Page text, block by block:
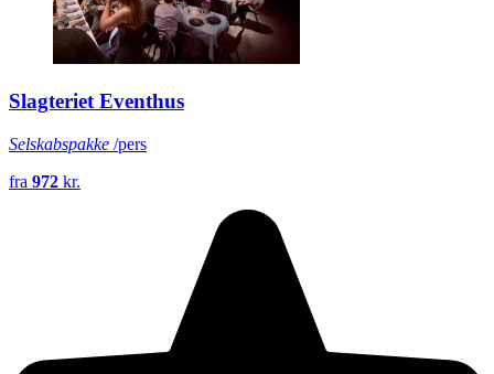
Slagteriet Eventhus
Selskabspakke /pers
fra 972 kr.